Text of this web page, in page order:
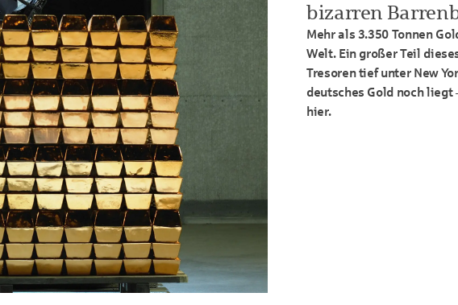
bizarren
Mehr als 3.350 Tonnen
Welt. Ein großer Teil
Tresoren tief unter New
deutsches Gold noch liegt
hier.